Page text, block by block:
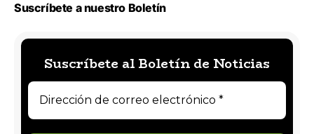
Suscríbete a nuestro Boletín
Suscríbete al Boletín de Noticias